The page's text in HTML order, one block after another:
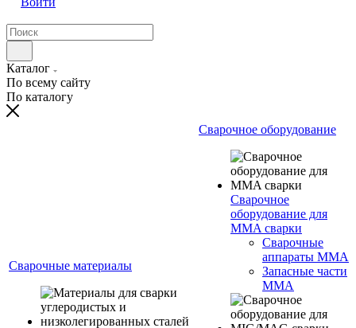
Каталог
По всему сайту
По каталогу
Сварочные материалы
Сварочное оборудование
Сварочное
оборудование для
MMA сварки
Сварочные
аппараты MMA
Запасные части
MMA